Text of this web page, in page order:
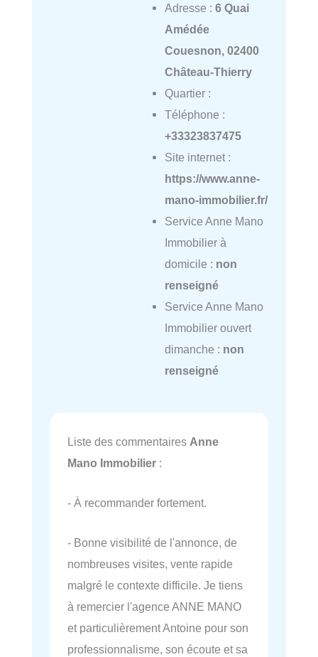
Adresse : 6 Quai
Amédée
Couesnon, 02400
Château-Thierry
Quartier :
Téléphone :
+33323837475
Site internet :
https://www.anne-
mano-immobilier.fr/
Service Anne Mano
Immobilier à
domicile : non
renseigné
Service Anne Mano
Immobilier ouvert
dimanche : non
renseigné
Liste des commentaires Anne
Mano Immobilier :
- À recommander fortement.
- Bonne visibilité de l'annonce, de
nombreuses visites, vente rapide
malgré le contexte difficile. Je tiens
à remercier l'agence ANNE MANO
et particulièrement Antoine pour son
professionnalisme, son écoute et sa